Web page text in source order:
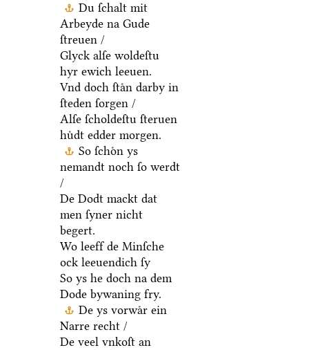
Du ſchalt mit
Arbeyde na Gude
ſtreuen /
Glyck alſe woldeſtu
hyr ewich leeuen.
Vnd doch ſtaͤn darby in
ſteden ſorgen /
Alſe ſcholdeſtu ſteruen
huͤdt edder morgen.
So ſchoͤn ys
nemandt noch ſo werdt
/
De Dodt mackt dat
men ſyner nicht
begert.
Wo leeff de Minſche
ock leeuendich ſy
So ys he doch na dem
Dode bywaning fry.
De ys vorwaͤr ein
Narre recht /
De veel vnkoſt an